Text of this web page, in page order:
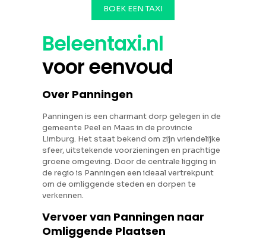
BOEK EEN TAXI
Beleentaxi.nl
voor eenvoud
Over Panningen
Panningen is een charmant dorp gelegen in de
gemeente Peel en Maas in de provincie
Limburg. Het staat bekend om zijn vriendelijke
sfeer, uitstekende voorzieningen en prachtige
groene omgeving. Door de centrale ligging in
de regio is Panningen een ideaal vertrekpunt
om de omliggende steden en dorpen te
verkennen.
Vervoer van Panningen naar
Omliggende Plaatsen